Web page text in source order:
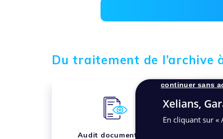
Du traitement de l’archive
Audit documentaire
Xelians,
En cliquant sur «
continuer sans